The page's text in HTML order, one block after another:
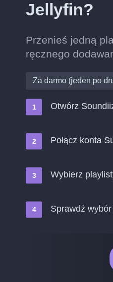
Jellyfin?
Przenieś jedną
ręcznego
Za darmo (jeden po
Otwórz
Połącz konta
Wybierz
Sprawdź